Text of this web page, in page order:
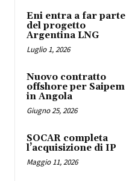
Eni entra a far parte
del progetto
Argentina LNG
Luglio 1, 2026
Nuovo contratto
offshore per Saipem
in Angola
Giugno 25, 2026
SOCAR completa
l’acquisizione di IP
Maggio 11, 2026